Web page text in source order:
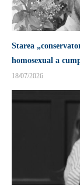
Starea
homosexual a
18/07/2026